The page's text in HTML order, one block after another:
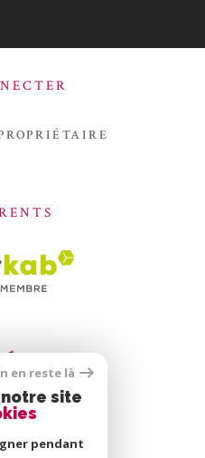
en reste là
site
pendant